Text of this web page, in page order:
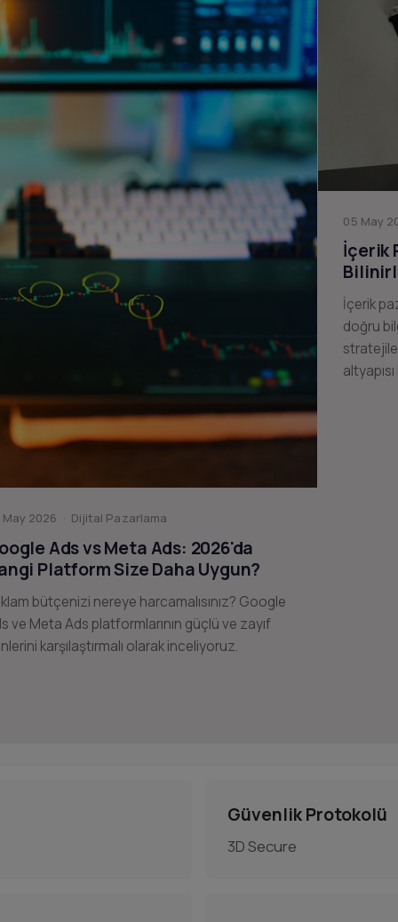
2026 · Dijital Pazarlama
Ads vs Meta Ads: 2026'da
Platform Size Daha Uygun?
bütçenizi nereye harcamalısınız? Google
ve Meta Ads platformlarının güçlü ve zayıf
karşılaştırmalı olarak inceliyoruz.
05 May
İçerik
İçerik
doğru
Güvenlik Protokolü
3D Secure